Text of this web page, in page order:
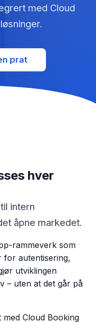
med Cloud
prat
hver
intern
åpne markedet.
rammeverk som
for autentisering,
utviklingen
– uten at det går på
Cloud Booking